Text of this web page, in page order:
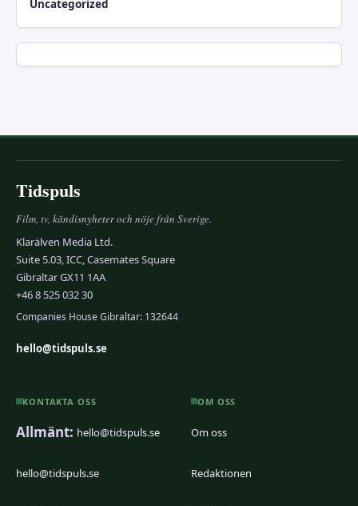
Uncategorized
Tidspuls
Film, tv, kändisnyheter och nöje från Sverige.
Klarälven Media Ltd.
Suite 5.03, ICC, Casemates Square
Gibraltar GX11 1AA
+46 8 525 032 30
Companies House Gibraltar: 132644
hello@tidspuls.se
KONTAKTA OSS
Allmänt: hello@tidspuls.se
hello@tidspuls.se
OM OSS
Om oss
Redaktionen